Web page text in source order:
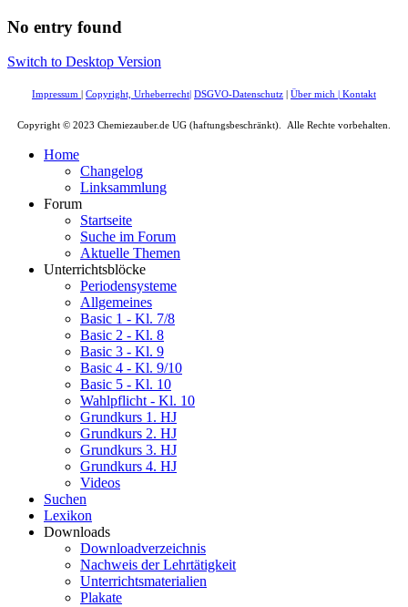
No entry found
Switch to Desktop Version
Impressum Copyright, Urheberrecht DSGVO-Datenschutz Über mich Kontakt
Copyright © 2023 Chemiezauber.de UG (haftungsbeschränkt). Alle Rechte vorbehalten.
Home
Changelog
Linksammlung
Forum
Startseite
Suche im Forum
Aktuelle Themen
Unterrichtsblöcke
Periodensysteme
Allgemeines
Basic 1 - Kl. 7/8
Basic 2 - Kl. 8
Basic 3 - Kl. 9
Basic 4 - Kl. 9/10
Basic 5 - Kl. 10
Wahlpflicht - Kl. 10
Grundkurs 1. HJ
Grundkurs 2. HJ
Grundkurs 3. HJ
Grundkurs 4. HJ
Videos
Suchen
Lexikon
Downloads
Downloadverzeichnis
Nachweis der Lehrtätigkeit
Unterrichtsmaterialien
Plakate